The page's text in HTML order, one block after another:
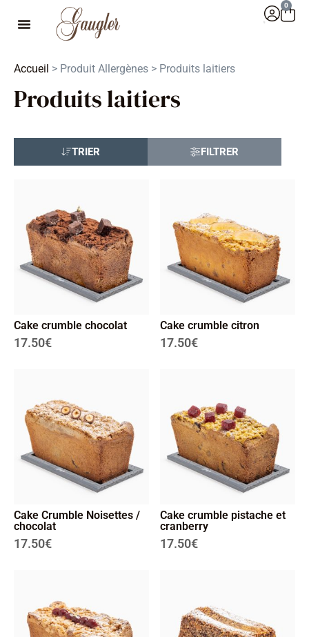
0
Accueil > Produit Allergènes > Produits laitiers
Produits laitiers
TRIER FILTRER
Cake crumble chocolat
17.50€
Cake crumble citron
17.50€
Cake Crumble Noisettes /
chocolat
17.50€
Cake crumble pistache et
cranberry
17.50€